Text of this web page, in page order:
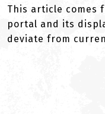
This article comes
portal and its
deviate from